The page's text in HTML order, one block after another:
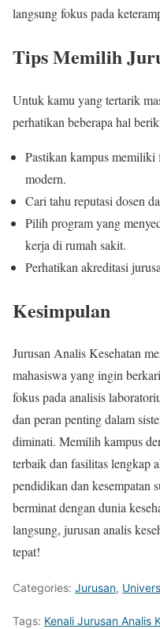
langsung fokus pada
Tips Memilih
Untuk kamu yang tertarik
perhatikan beberapa hal
Pastikan kampus
modern.
Cari tahu reputasi dosen
Pilih program yang
kerja di rumah sakit.
Perhatikan akreditasi
Kesimpulan
Jurusan Analis Kesehatan
mahasiswa yang ingin
fokus pada analisis
dan peran penting dalam
diminati. Memilih kampus
terbaik dan fasilitas lengkap
pendidikan dan kesempatan
berminat dengan dunia
langsung, jurusan analis
tepat!
Categories: Jurusan,
Tags: Kenali Jurusan Analis